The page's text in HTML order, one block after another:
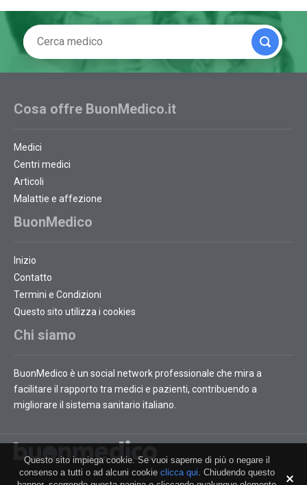
Cosa offre BuonMedico.it
Medici
Centri medici
Articoli
Malattie e affezione
BuonMedico
Inizio
Contatto
Termini e Condizioni
Questo sito utilizza i cookies
Chi siamo
BuonMedico è un social network professionale che mira a
facilitare il rapporto tra medici e pazienti, contribuendo a
migliorare il sistema sanitario italiano.
Questo sito impiega cookie. Se vuoi saperne di più o negare il
consenso a tutti o ad alcuni cookie clicca qui. Chiudendo questo